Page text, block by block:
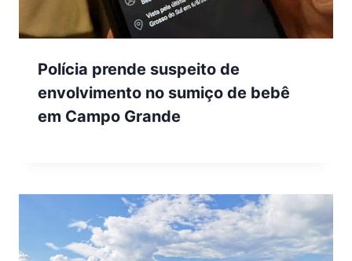
Polícia prende suspeito de
envolvimento no sumiço de bebê
em Campo Grande